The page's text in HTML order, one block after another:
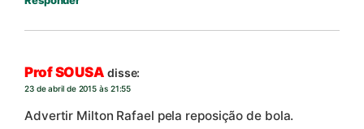
Prof SOUSA disse:
23 de abril de 2015 às 21:55
Advertir Milton Rafael pela reposição de bola.